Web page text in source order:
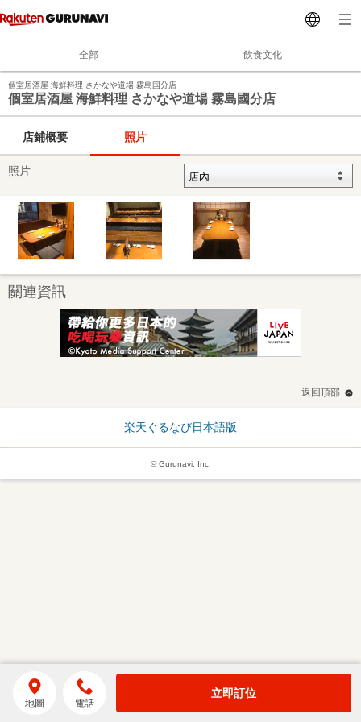
全部 飲食文化
個室居酒屋 海鮮料理 さかなや道場 霧島国分店
個室居酒屋 海鮮料理 さかなや道場 霧島國分店
店鋪概要 照片
照片
關連資訊
返回頂部
楽天ぐるなび日本語版
© Gurunavi, Inc.
地圖 電話
立即訂位